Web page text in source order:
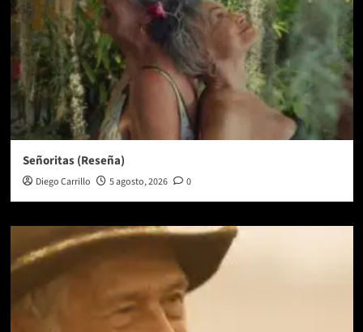
Señoritas (Reseña)
Diego Carrillo 5 agosto, 2026 0